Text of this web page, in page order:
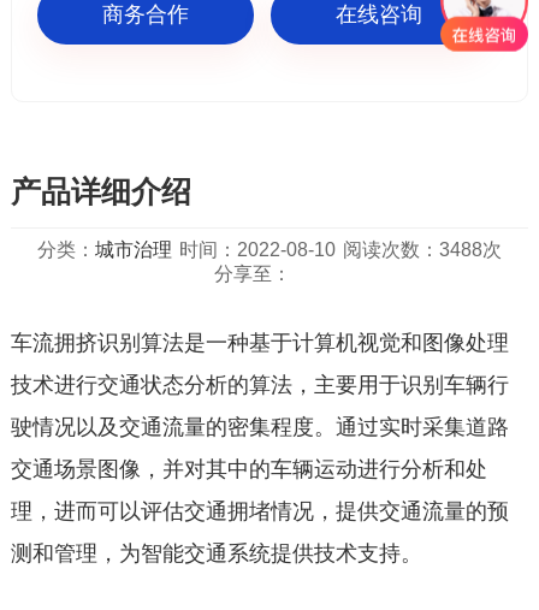
商务合作 在线咨询
产品详细介绍
分类： 城市治理 时间：2022-08-10 阅读次数：3488次
分享至：
车流拥挤识别算法是一种基于计算机视觉和图像处理
技术进行交通状态分析的算法，主要用于识别车辆行
驶情况以及交通流量的密集程度。通过实时采集道路
交通场景图像，并对其中的车辆运动进行分析和处
理，进而可以评估交通拥堵情况，提供交通流量的预
测和管理，为智能交通系统提供技术支持。